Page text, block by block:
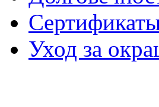
Уход за